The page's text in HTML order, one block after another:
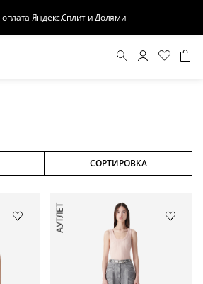
оплата Яндекс.Сплит и Долями
Кожа
СОРТИРОВКА
АУТЛЕТ